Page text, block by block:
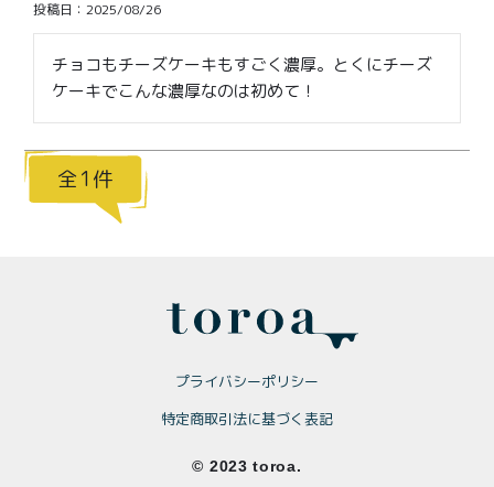
¥2,000〜¥3,999
¥6,000〜
〜¥1,999
¥4,000〜¥5,999
TOP
お問い合わせ
商品
投稿日 2025/08/26
チョコもチーズケーキもすごく濃厚。とくにチーズ
ケーキでこんな濃厚なのは初めて！
1
プライバシーポリシー
特定商取引法に基づく表記
© 2023 toroa.